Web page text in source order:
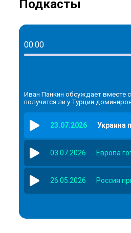
Подкасты
00:00
Иван Панкин обсуждает вместе
получится ли у Турции
23.07.2026 Украина
03.07.2026 Европа
26.05.2026 Россия